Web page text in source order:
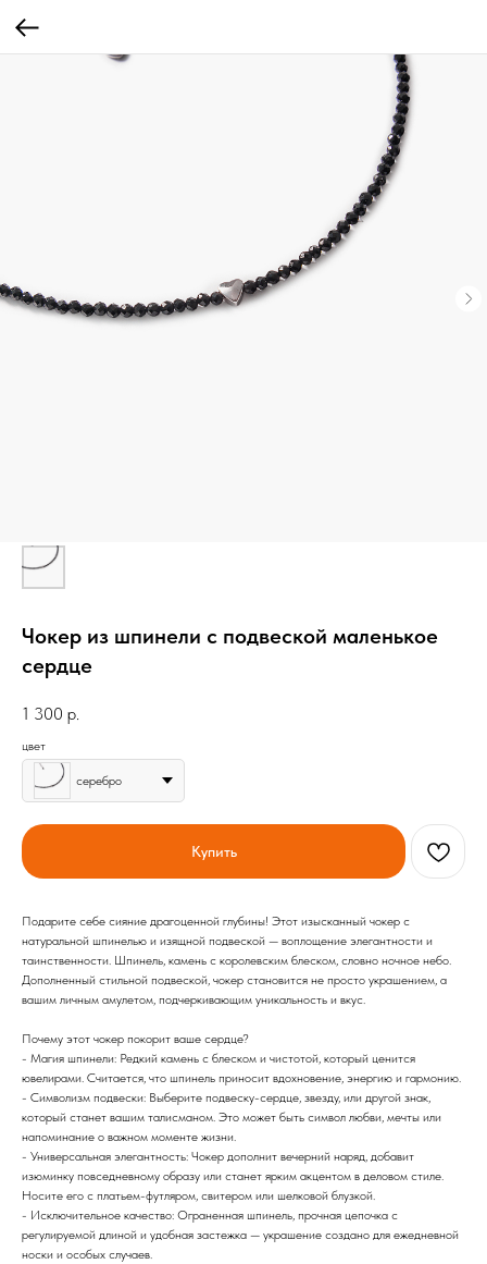
Чокер из шпинели с подвеской маленькое
сердце
1 300 р.
цвет
серебро
Купить
Подарите себе сияние драгоценной глубины! Этот изысканный чокер с
натуральной шпинелью и изящной подвеской — воплощение элегантности и
таинственности. Шпинель, камень с королевским блеском, словно ночное небо.
Дополненный стильной подвеской, чокер становится не просто украшением, а
вашим личным амулетом, подчеркивающим уникальность и вкус.
Почему этот чокер покорит ваше сердце?
- Магия шпинели: Редкий камень с блеском и чистотой, который ценится
ювелирами. Считается, что шпинель приносит вдохновение, энергию и гармонию.
- Символизм подвески: Выберите подвеску-сердце, звезду, или другой знак,
который станет вашим талисманом. Это может быть символ любви, мечты или
напоминание о важном моменте жизни.
- Универсальная элегантность: Чокер дополнит вечерний наряд, добавит
изюминку повседневному образу или станет ярким акцентом в деловом стиле.
Носите его с платьем-футляром, свитером или шелковой блузкой.
- Исключительное качество: Ограненная шпинель, прочная цепочка с
регулируемой длиной и удобная застежка — украшение создано для ежедневной
носки и особых случаев.